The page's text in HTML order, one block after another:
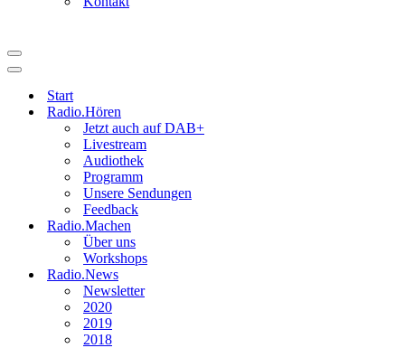
Navigationsmenü
Navigationsmenü
Start
Radio.Hören
Jetzt auch auf DAB+
Livestream
Audiothek
Programm
Unsere Sendungen
Feedback
Radio.Machen
Über uns
Workshops
Radio.News
Newsletter
2020
2019
2018